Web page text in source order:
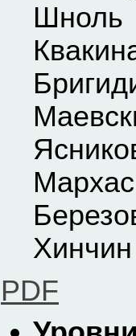
PDF